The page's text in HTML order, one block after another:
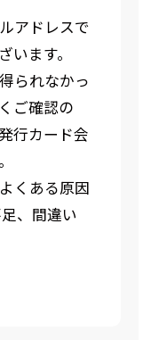
アドレスで
います。
られなかっ
ご確認の
行カード会
くある原因
、間違い